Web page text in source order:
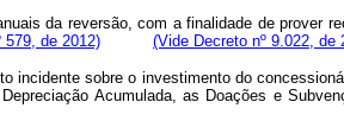
da reversão, com a finalidade de prover
579, de 2012) (Vide Decreto nº 9.022, de
sobre o investimento do
Acumulada, as Doações e